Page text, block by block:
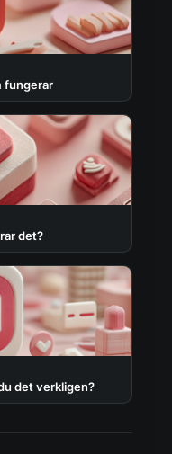
fungerar
det?
det verkligen?